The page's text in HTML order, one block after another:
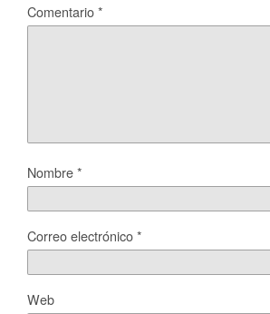
Comentario*
Nombre*
Correo electrónico*
Web